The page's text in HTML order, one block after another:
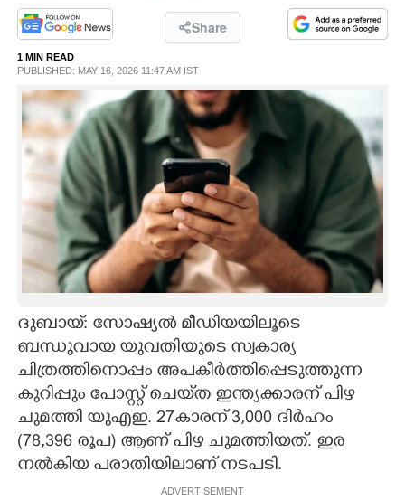
SPIRITUAL
INFO+
ART
ASTRO
LITERATURE
ZOOM
CONTACT US
Share
1 MIN READ
PUBLISHED: MAY 16, 2026 11:47 AM IST
ദുബായ്: സോഷ്യൽ മീഡിയയിലൂടെ
ബന്ധുവായ യുവതിയുടെ സ്വകാര്യ
ചിത്രത്തിനൊപ്പം അപകീർത്തിപ്പെടുത്തുന്ന
കുറിപ്പും പോസ്റ്റ് ചെയ്‌ത ഇന്ത്യക്കാരന് പിഴ
ചുമത്തി യുഎഇ. 27കാരന് 3,000 ദിർഹം
(78,396 രൂപ) ആണ് പിഴ ചുമത്തിയത്. ഇര
നൽകിയ പരാതിയിലാണ് നടപടി.
ADVERTISEMENT